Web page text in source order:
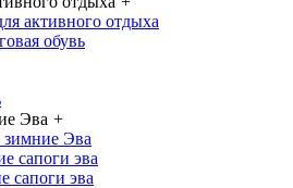
активного отдыха
обувь
Эва +
Эва
сапоги эва
сапоги эва